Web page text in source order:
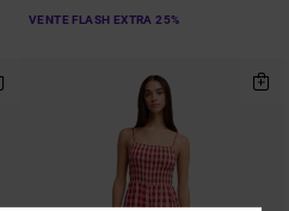
VENTE FLASH EXTRA 25%